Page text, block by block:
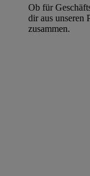
Ob für
dir aus unseren
zusammen.